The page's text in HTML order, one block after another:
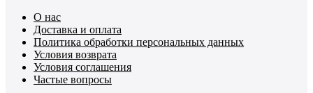
О нас
Доставка и оплата
Политика обработки персональных данных
Условия возврата
Условия соглашения
Частые вопросы